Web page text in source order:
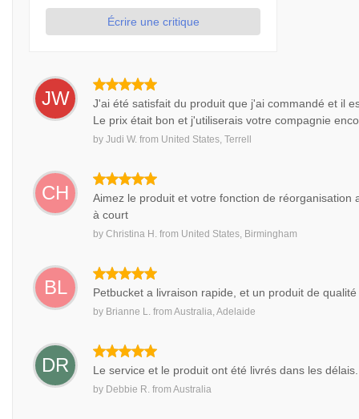
Écrire une critique
JW
J'ai été satisfait du produit que j'ai commandé et il
Le prix était bon et j'utiliserais votre compagnie
by Judi W. from United States, Terrell
CH
Aimez le produit et votre fonction de réorganisation
à court
by Christina H. from United States, Birmingham
BL Petbucket a livraison rapide, et un produit de
by Brianne L. from Australia, Adelaide
DR Le service et le produit ont été livrés dans les délais.
by Debbie R. from Australia